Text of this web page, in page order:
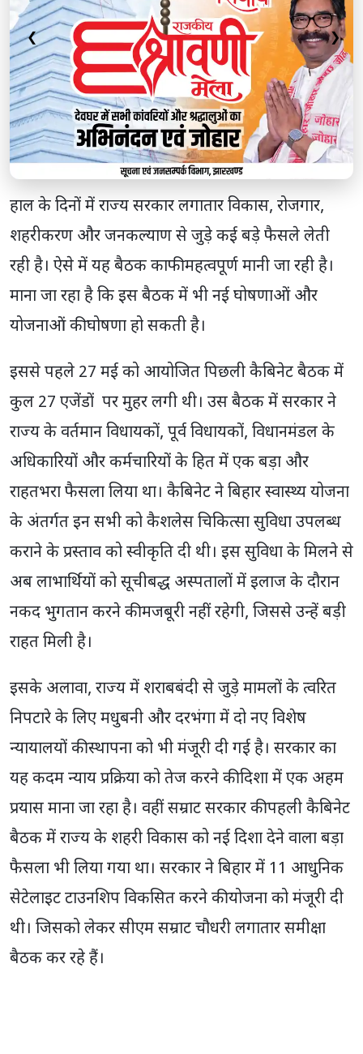
❮ ❯
हाल के दिनों में राज्य सरकार लगातार विकास, रोजगार,
शहरीकरण और जनकल्याण से जुड़े कई बड़े फैसले लेती
रही है। ऐसे में यह बैठक काफी महत्वपूर्ण मानी जा रही है।
माना जा रहा है कि इस बैठक में भी नई घोषणाओं और
योजनाओं की घोषणा हो सकती है।
इससे पहले 27 मई को आयोजित पिछली कैबिनेट बैठक में
कुल 27 एजेंडों पर मुहर लगी थी। उस बैठक में सरकार ने
राज्य के वर्तमान विधायकों, पूर्व विधायकों, विधानमंडल के
अधिकारियों और कर्मचारियों के हित में एक बड़ा और
राहतभरा फैसला लिया था। कैबिनेट ने बिहार स्वास्थ्य योजना
के अंतर्गत इन सभी को कैशलेस चिकित्सा सुविधा उपलब्ध
कराने के प्रस्ताव को स्वीकृति दी थी। इस सुविधा के मिलने से
अब लाभार्थियों को सूचीबद्ध अस्पतालों में इलाज के दौरान
नकद भुगतान करने की मजबूरी नहीं रहेगी, जिससे उन्हें बड़ी
राहत मिली है।
इसके अलावा, राज्य में शराबबंदी से जुड़े मामलों के त्वरित
निपटारे के लिए मधुबनी और दरभंगा में दो नए विशेष
न्यायालयों की स्थापना को भी मंजूरी दी गई है। सरकार का
यह कदम न्याय प्रक्रिया को तेज करने की दिशा में एक अहम
प्रयास माना जा रहा है। वहीं सम्राट सरकार की पहली कैबिनेट
बैठक में राज्य के शहरी विकास को नई दिशा देने वाला बड़ा
फैसला भी लिया गया था। सरकार ने बिहार में 11 आधुनिक
सेटेलाइट टाउनशिप विकसित करने की योजना को मंजूरी दी
थी। जिसको लेकर सीएम सम्राट चौधरी लगातार समीक्षा
बैठक कर रहे हैं।